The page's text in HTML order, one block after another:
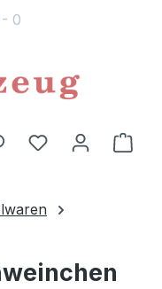
- 0
Du hast 0